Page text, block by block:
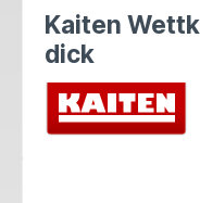
Kaiten
dick